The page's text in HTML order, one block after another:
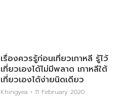
เรื่องควรรู้ก่อนเที่ยวเกาหลี รู้ไว้
เที่ยวเองได้ไม่มีพลาด เกาหลีใต้
เที่ยวเองได้ง่ายนิดเดียว
Khingyea 11 February 2020